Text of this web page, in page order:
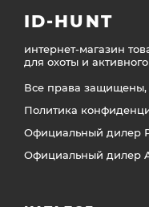
ID-HUNT
интернет-магазин
для охоты и
Все права защищены,
Политика
Официальный дилер
Официальный дилер